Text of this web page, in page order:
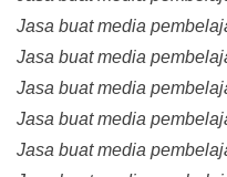
Jasa buat media
Jasa buat media
Jasa buat media
Jasa buat media
Jasa buat media